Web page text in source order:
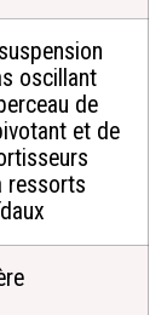
oscillant
de
et de
ressorts